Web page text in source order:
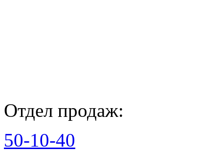
Отдел продаж:
50-10-40